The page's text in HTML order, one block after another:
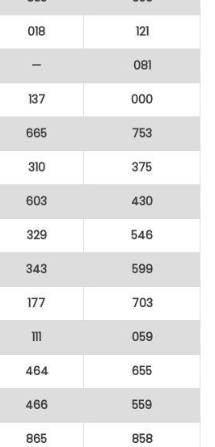
018 121
— 081
137 000
665 753
310 375
603 430
329 546
343 599
177 703
111 059
464 655
466 559
865 858